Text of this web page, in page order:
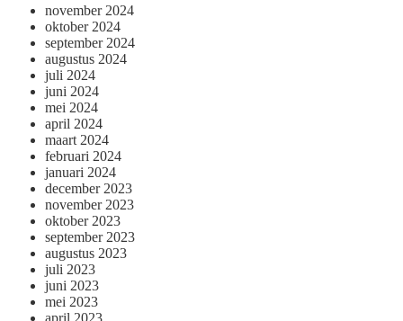
november 2024
oktober 2024
september 2024
augustus 2024
juli 2024
juni 2024
mei 2024
april 2024
maart 2024
februari 2024
januari 2024
december 2023
november 2023
oktober 2023
september 2023
augustus 2023
juli 2023
juni 2023
mei 2023
april 2023